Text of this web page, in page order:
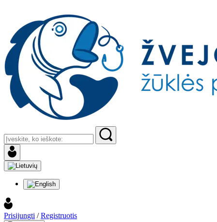
Prisijungti / Registruotis